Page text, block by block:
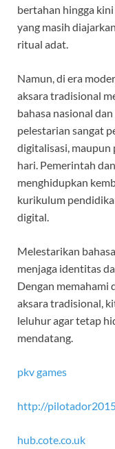
bertahan hingga
yang masih
ritual adat.
Namun, di era
aksara tradisional
bahasa nasional
pelestarian sangat
digitalisasi, maupun
hari. Pemerintah
menghidupkan
kurikulum
digital.
Melestarikan
menjaga identitas
Dengan memahami
aksara tradisional,
leluhur agar tetap
mendatang.
pkv games
http://
hub.cote.co.uk